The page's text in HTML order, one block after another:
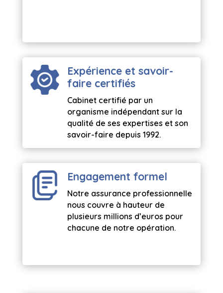
Expérience et savoir-
faire certifiés
Cabinet certifié par un
organisme indépendant sur la
qualité de ses expertises et son
savoir-faire depuis 1992.
Engagement formel
Notre assurance professionnelle
nous couvre à hauteur de
plusieurs millions d’euros pour
chacune de notre opération.